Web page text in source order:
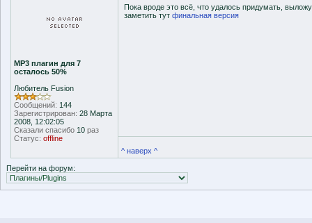
MP3 плагин для 7
осталось 50%
Любитель Fusion
Сообщений: 144
Зарегистрирован: 28 Марта
2008, 12:02:05
Сказали спасибо 10 раз
Статус: offline
Пока вроде это всё, что удалось придумать,
заметить тут финальная версия
^ наверх ^
Перейти на форум: